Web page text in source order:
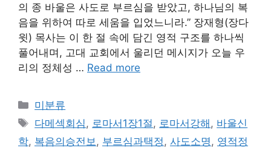
의 종 바울은 사도로 부르심을 받았고, 하나님의 복
음을 위하여 따로 세움을 입었느니라.” 장재형(장다
윗) 목사는 이 한 절 속에 담긴 영적 구조를 하나씩
풀어내며, 고대 교회에서 울리던 메시지가 오늘 우
리의 정체성 … Read more
Categories
미분류
Tags
다메섹회심 , 로마서1장1절 , 로마서강해 , 바울신
학, 복음의승전보 , 부르심과택정 , 사도소명 , 영적정